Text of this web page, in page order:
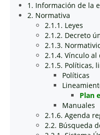
1. Información de la
2. Normativa
2.1.1. Leyes
2.1.2. Decreto
2.1.3.
2.1.4. Vínculo
2.1.5. Políticas,
Políticas
Plan
Manuales
2.1.6. Agenda
2.2. Búsqueda